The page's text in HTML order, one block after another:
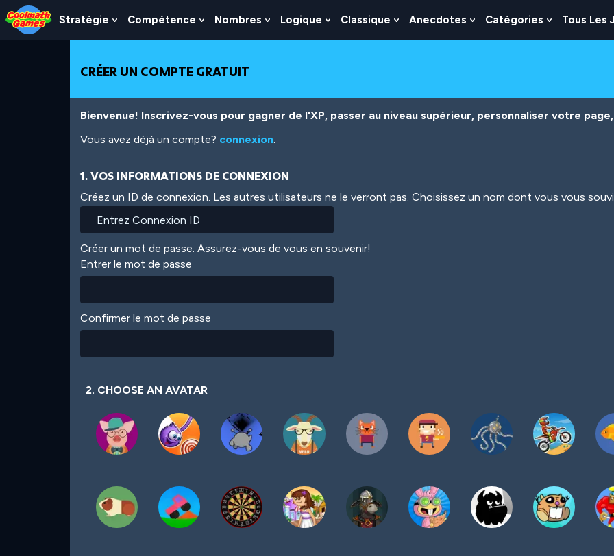
Skip
to
Top
Skip
to
Navigation
Skip
to
Main
Skip
to
Footer
Aller
au
contenu
Stratégie
Show
Submenu
Stratégie
Compétence
Show
Submenu
Compétence
Nombres
Show
Submenu
Logique
Show
Submenu
Classique
Show
Submenu
Anecdotes
Show
Submenu
Catégories
Show
Submenu
Tous Les
CRÉER UN COMPTE GRATUIT
Bienvenue! Inscrivez-vous pour gagner de l'XP, passer au niveau supérieur, personnaliser votre
Vous avez déjà un compte? connexion.
1. VOS INFORMATIONS DE CONNEXION
Créez un ID de connexion. Les autres utilisateurs ne le verront pas. Choisissez un nom dont vous vous
Créer un mot de passe. Assurez-vous de vous en souvenir!
Entrer le mot de passe
Confirmer le mot de passe
2. CHOOSE AN AVATAR